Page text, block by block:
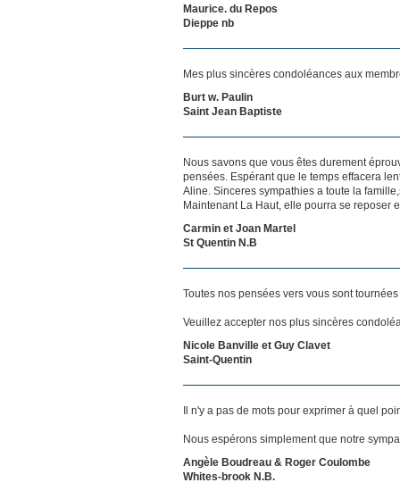
Maurice. du Repos
Dieppe nb
Mes plus sincères condoléances aux
Burt w. Paulin
Saint Jean Baptiste
Nous savons que vous êtes durement
pensées. Espérant que le temps effacera
Aline. Sinceres sympathies a toute la
Maintenant La Haut, elle pourra se reposer
Carmin et Joan Martel
St Quentin N.B
Toutes nos pensées vers vous sont
Veuillez accepter nos plus sincères
Nicole Banville et Guy Clavet
Saint-Quentin
Il n'y a pas de mots pour exprimer à quel
Nous espérons simplement que notre
Angèle Boudreau & Roger Coulombe
Whites-brook N.B.